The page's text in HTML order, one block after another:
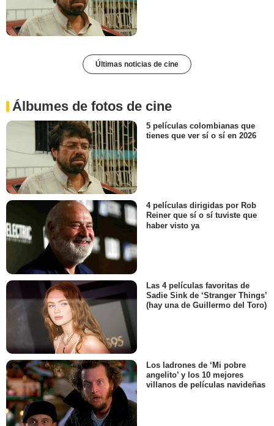
Últimas noticias de cine
Álbumes de fotos de cine
5 películas colombianas que
tienes que ver sí o sí en 2026
4 películas dirigidas por Rob
Reiner que sí o sí tuviste que
haber visto ya
Las 4 películas favoritas de
Sadie Sink de ‘Stranger Things’
(hay una de Guillermo del Toro)
Los ladrones de ‘Mi pobre
angelito’ y los 10 mejores
villanos de películas navideñas